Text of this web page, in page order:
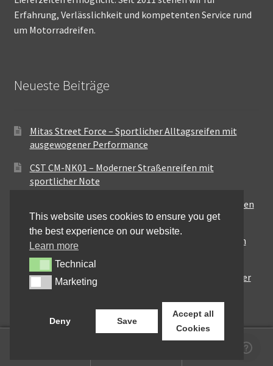
Erfahrung, Verlässlichkeit und kompetenten Service rund
um Motorradreifen.
Neueste Beiträge
Mitas Street Force – Sportlicher Alltagsreifen mit
ausgewogener Performance
CST CM-NK01 – Moderner Straßenreifen mit
sportlicher Note
Maxxis MA-ST3 – Ausgewogener Sport-Touring-Reifen
für vielseitige Einsätze
Pirelli City Demon – Zuverlässigkeit für den urbanen
Alltag
Metzeler Perfect ME77 – Klassische Optik mit solider
Straßenperformance
This website uses cookies to ensure you get
the best experience on our website.
Learn more
TechnicalTechnical
MarketingMarketing
Deny Save
Accept all
Cookies